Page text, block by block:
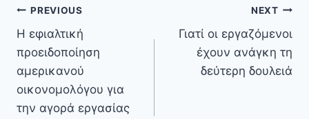
PREVIOUS
Η εφιαλτική
προειδοποίηση
αμερικανού
οικονομολόγου για
την αγορά εργασίας
NEXT
Γιατί οι εργαζόμενοι
έχουν ανάγκη τη
δεύτερη δουλειά